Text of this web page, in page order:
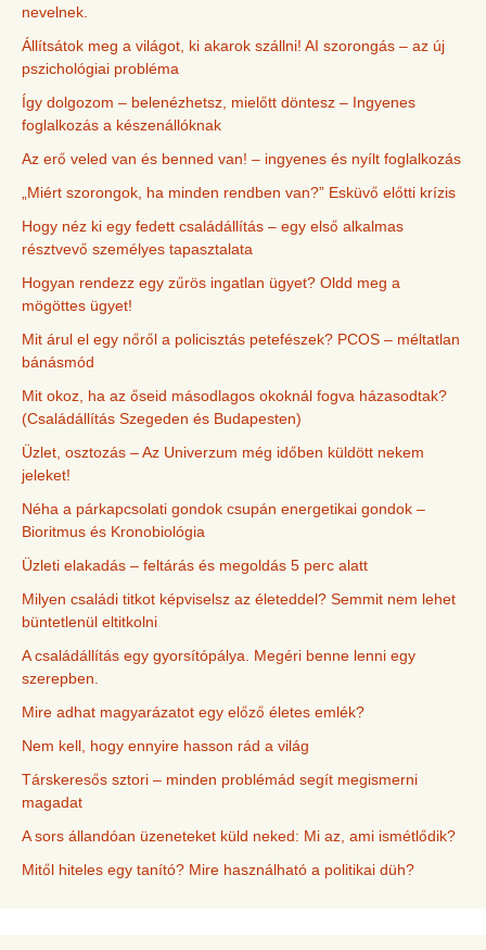
nevelnek.
Állítsátok meg a világot, ki akarok szállni! AI szorongás – az új
pszichológiai probléma
Így dolgozom – belenézhetsz, mielőtt döntesz – Ingyenes
foglalkozás a készenállóknak
Az erő veled van és benned van! – ingyenes és nyílt foglalkozás
„Miért szorongok, ha minden rendben van?” Esküvő előtti krízis
Hogy néz ki egy fedett családállítás – egy első alkalmas
résztvevő személyes tapasztalata
Hogyan rendezz egy zűrös ingatlan ügyet? Oldd meg a
mögöttes ügyet!
Mit árul el egy nőről a policisztás petefészek? PCOS – méltatlan
bánásmód
Mit okoz, ha az őseid másodlagos okoknál fogva házasodtak?
(Családállítás Szegeden és Budapesten)
Üzlet, osztozás – Az Univerzum még időben küldött nekem
jeleket!
Néha a párkapcsolati gondok csupán energetikai gondok –
Bioritmus és Kronobiológia
Üzleti elakadás – feltárás és megoldás 5 perc alatt
Milyen családi titkot képviselsz az életeddel? Semmit nem lehet
büntetlenül eltitkolni
A családállítás egy gyorsítópálya. Megéri benne lenni egy
szerepben.
Mire adhat magyarázatot egy előző életes emlék?
Nem kell, hogy ennyire hasson rád a világ
Társkeresős sztori – minden problémád segít megismerni
magadat
A sors állandóan üzeneteket küld neked: Mi az, ami ismétlődik?
Mitől hiteles egy tanító? Mire használható a politikai düh?